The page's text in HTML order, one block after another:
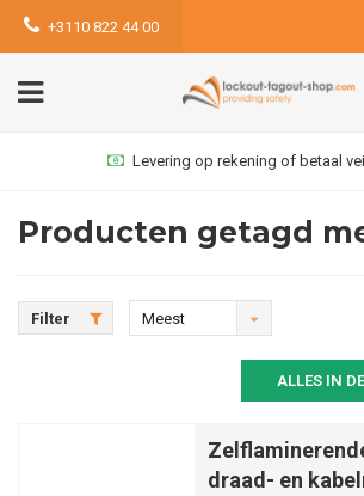
+3110 822 44 00
Levering op rekening of betaal
Producten getagd
Filter
Meest
ALLES IN
draad- en